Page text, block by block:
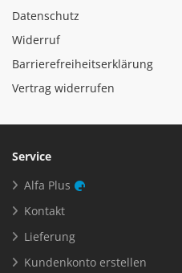
Datenschutz
Widerruf
Barrierefreiheitserklärung
Vertrag widerrufen
Service
Alfa Plus
Kontakt
Lieferung
Kundenkonto erstellen